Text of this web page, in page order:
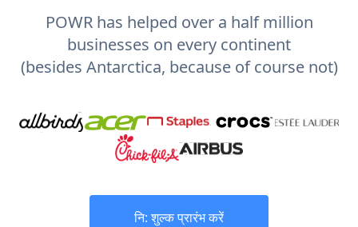
POWR has helped over a half million
businesses on every continent
(besides Antarctica, because of course not)
नि: शुल्क प्रारंभ करें